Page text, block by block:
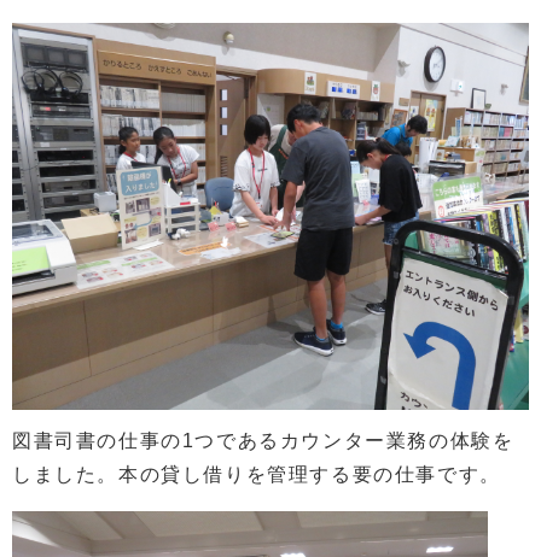
図書司書の仕事の1つであるカウンター業務の体験を
しました。本の貸し借りを管理する要の仕事です。